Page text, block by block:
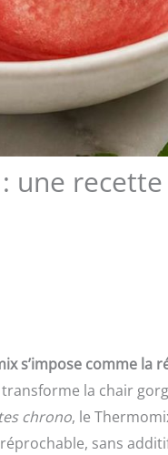
une
s’impose comme la
la chair
chrono, le
sans